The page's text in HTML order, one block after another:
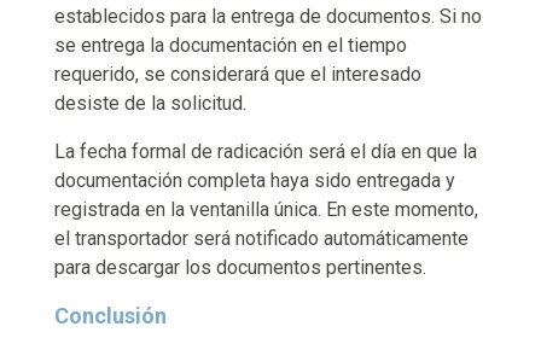
establecidos para la entrega de documentos. Si no
se entrega la documentación en el tiempo
requerido, se considerará que el interesado
desiste de la solicitud.
La fecha formal de radicación será el día en que la
documentación completa haya sido entregada y
registrada en la ventanilla única. En este momento,
el transportador será notificado automáticamente
para descargar los documentos pertinentes.
Conclusión